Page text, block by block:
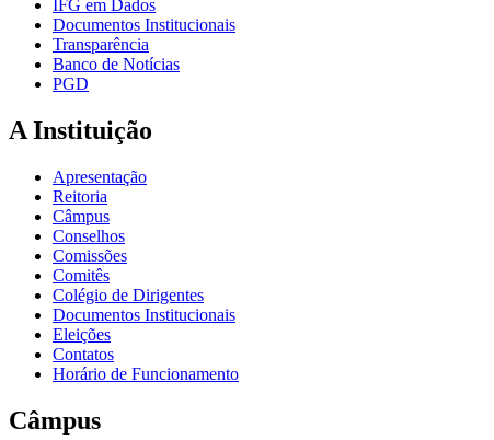
IFG em Dados
Documentos Institucionais
Transparência
Banco de Notícias
PGD
A Instituição
Apresentação
Reitoria
Câmpus
Conselhos
Comissões
Comitês
Colégio de Dirigentes
Documentos Institucionais
Eleições
Contatos
Horário de Funcionamento
Câmpus